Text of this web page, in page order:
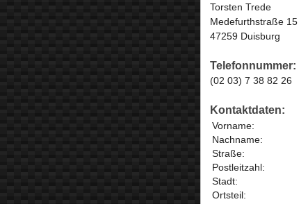
Torsten Trede
Medefurthstraße 15
47259 Duisburg
Telefonnummer:
(02 03) 7 38 82 26
Kontaktdaten:
Vorname:
Nachname:
Straße:
Postleitzahl:
Stadt:
Ortsteil: